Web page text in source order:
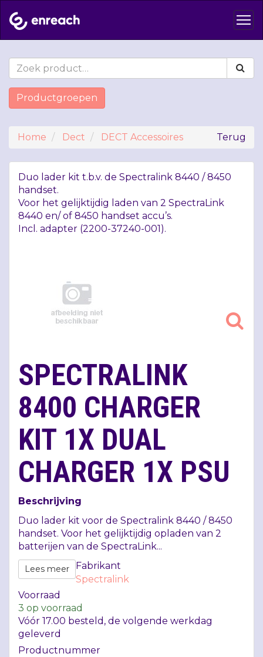
Productgroepen
Terug
Home Dect DECT Accessoires
Duo lader kit t.b.v. de Spectralink 8440 / 8450
handset.
Voor het gelijktijdig laden van 2 SpectraLink
8440 en/ of 8450 handset accu’s.
Incl. adapter (2200-37240-001).
SPECTRALINK
8400 CHARGER
KIT 1X DUAL
CHARGER 1X PSU
Beschrijving
Duo lader kit voor de Spectralink 8440 / 8450
handset. Voor het gelijktijdig opladen van 2
batterijen van de SpectraLink...
Lees meer
Fabrikant
Spectralink
Voorraad
3 op voorraad
Vóór 17.00 besteld, de volgende werkdag
geleverd
Productnummer